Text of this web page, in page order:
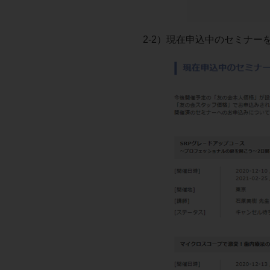
2-2）現在申込中のセミナー